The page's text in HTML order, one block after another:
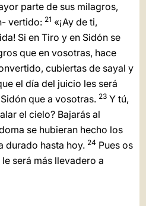
parte de sus milagros,
vertido: 21 «¡Ay de ti,
Si en Tiro y en Sidón se
que en vosotras, hace
cubiertas de sayal y
el día del juicio les será
que a vosotras. 23Y tú,
el cielo? Bajarás al
se hubieran hecho los
durado hasta hoy. 24 Pues os
será más llevadero a